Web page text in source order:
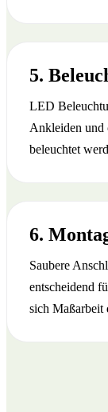
5.
LED
Ankleiden und
beleuchtet
6.
Saubere
entscheidend
sich Maßarbeit